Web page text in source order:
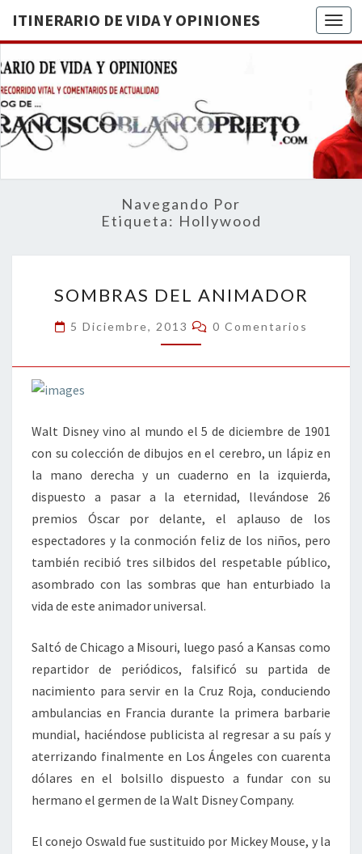
ITINERARIO DE VIDA Y OPINIONES
DE
BREVE
RECORRIDO
VITAL Y
ACTUALIDAD
Navegando Por
Etiqueta: Hollywood
DEL
ANIMADOR
SOMBRAS DEL ANIMADOR
5 Diciembre, 2013 Comentarios
0 Comentarios
Walt Disney vino al mundo el 5 de diciembre de 1901
con su colección de dibujos en el cerebro, un lápiz en
la mano derecha y un cuaderno en la izquierda,
dispuesto a pasar a la eternidad, llevándose 26
premios Óscar por delante, el aplauso de los
espectadores y la conmoción feliz de los niños, pero
también recibió tres silbidos del respetable público,
asombrado con las sombras que han enturbiado la
vida de este animador universal.
Saltó de Chicago a Misouri, luego pasó a Kansas como
repartidor de periódicos, falsificó su partida de
nacimiento para servir en la Cruz Roja, conduciendo
ambulancias en Francia durante la primera barbarie
mundial, haciéndose publicista al regresar a su país y
aterrizando finalmente en Los Ángeles con cuarenta
dólares en el bolsillo dispuesto a fundar con su
hermano el germen de la Walt Disney Company.
El conejo Oswald fue sustituido por Mickey Mouse, y la